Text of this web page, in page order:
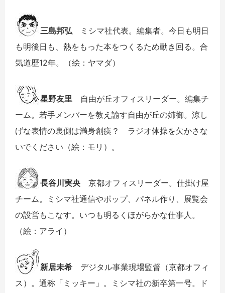
三島邦弘 ミシマ社代表。編集者。今日も明日
も明後日も、熱をもった本をつくるため動き回る。合
気道歴12年。（絵：ヤマダ）
星野友里 自由が丘オフィスリーダー。編集チ
ーム。若手メンバーを教え諭す自由が丘の姉御。涼し
げな表情の裏側は満身創痍？ ラジオ体操を欠かさな
いでください（絵：モリ）。
長谷川実央 京都オフィスリーダー。仕掛け屋
チーム。ミシマ社通信やポップ、パネル作り、展覧会
の設営もこなす。いつも明るくほがらかな仕事人。
（絵：アライ）
新居未希 デジタル事業現場監督（京都オフィ
ス）。通称「ミッキー」。ミシマ社の新卒第一号。ド